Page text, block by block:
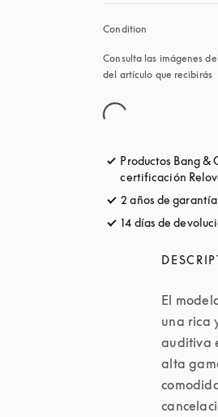
Condition
Consulta las imágenes
del artículo que recibirás
Productos Bang &
certificación
2 años de garantía
14 días de
El
una rica
auditiva
alta